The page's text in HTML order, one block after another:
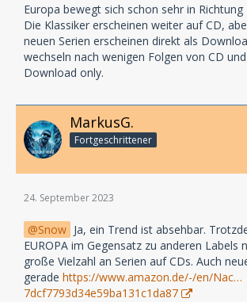
Europa bewegt sich schon sehr in
Die Klassiker erscheinen weiter auf CD,
neuen Serien erscheinen direkt als
wechseln nach wenigen Folgen von CD
Download only.
MarkusG.
Fortgeschrittener
24. September 2023
Snow Ja, ein Trend ist absehbar.
EUROPA im Gegensatz zu anderen Labels
große Vielzahl an Serien auf CDs. Auch
gerade https://www.amazon.de/-/en/Nac…
7dcf7793d34e59ba131c1da87